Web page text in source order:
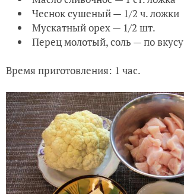
Чеснок сушеный — 1/2 ч. ложки
Мускатный орех — 1/2 шт.
Перец молотый, соль — по вкусу
Время приготовления: 1 час.